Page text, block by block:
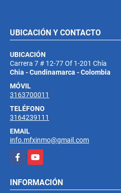
UBICACIÓN Y CONTACTO
UBICACIÓN
Carrera 7 # 12-77 Of 1-201 Chía
Chia - Cundinamarca - Colombia
MÓVIL
3163700011
TELÉFONO
3164239111
EMAIL
info.mfxinmo@gmail.com
FacebookYouTube
INFORMACIÓN